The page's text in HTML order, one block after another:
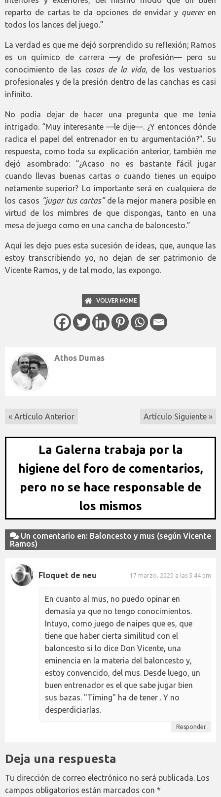
reparto de cartas te da opciones de envidar y quereren
todos los lances del juego.”
La verdad es que me dejó sorprendido su reflexión; Ramos
es un químico de carrera —y de profesión— pero su
conocimiento de las cosas de la vida, de los vestuarios
profesionales y de la presión dentro de las canchas es casi
infinito.
No podía dejar de hacer una pregunta que me tenía
intrigado. “Muy interesante —le dije—. ¿Y entonces dónde
radica el papel del entrenador en tu argumentación?”. Su
respuesta, como toda su explicación anterior, también me
dejó asombrado: “¿Acaso no es bastante fácil jugar
cuando llevas buenas cartas o cuando tienes un equipo
netamente superior? Lo importante será en cualquiera de
los casos “jugar tus cartas” de la mejor manera posible en
virtud de los mimbres de que dispongas, tanto en una
mesa de juego como en una cancha de baloncesto.”
Aquí les dejo pues esta sucesión de ideas, que, aunque las
estoy transcribiendo yo, no dejan de ser patrimonio de
Vicente Ramos, y de tal modo, las expongo.
VOLVER HOME
Athos Dumas
« Artículo Anterior Artículo Siguiente »
La Galerna trabaja por la
higiene del foro de comentarios,
pero no se hace responsable de
los mismos
Un comentario en: Baloncesto y mus (según Vicente
Ramos)
Floquet de neu 17 marzo, 2020 a las 5:44 pm
En cuanto al mus, no puedo opinar en
demasía ya que no tengo conocimientos.
Intuyo, como juego de naipes que es, que
tiene que haber cierta similitud con el
baloncesto si lo dice Don Vicente, una
eminencia en la materia del baloncesto y,
estoy convencido, del mus. Desde luego, un
buen entrenador es el que sabe jugar bien
sus bazas. "Timing" ha de tener . Y no
desperdiciarlas.
Responder
Deja una respuesta
Tu dirección de correo electrónico no será publicada. Los
campos obligatorios están marcados con *